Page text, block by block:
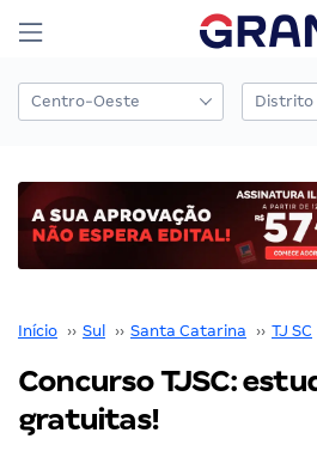
Início ›› Sul ›› Santa Catarina ›› TJ SC
Concurso TJSC:
gratuitas!